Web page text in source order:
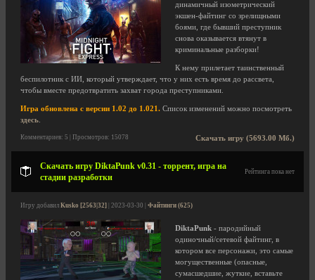
динамичный изометрический
экшен-файтинг со зрелищными
боями, где бывший преступник
снова оказывается втянут в
криминальные разборки!
К нему прилетает таинственный
беспилотник с ИИ, который утверждает, что у них есть время до рассвета,
чтобы вместе предотвратить захват города преступниками.
Игра обновлена с версии 1.02 до 1.021. Список изменений можно посмотреть
здесь
Скачать игру (5693.00 Мб.)
Комментариев: 5 | Просмотров: 15078
Скачать игру DiktaPunk v0.31 - торрент, игра на
стадии разработки
Рейтинга пока нет
Игру добавил Kusko [2563|32] | 2023-03-30 | Файтинги (625)
DiktaPunk - пародийный
одиночный/сетевой файтинг, в
котором все персонажи, это самые
могущественные (опасные,
сумасшедшие, жуткие, вставьте